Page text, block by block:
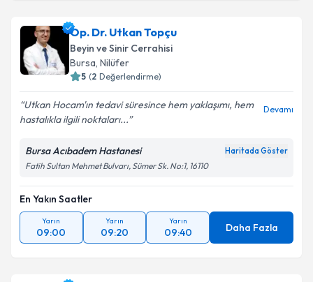
Op. Dr. Utkan Topçu
Beyin ve Sinir Cerrahisi
Bursa, Nilüfer
5 (2 Değerlendirme)
Utkan Hocam'ın tedavi süresince hem yaklaşımı, hem
hastalıkla ilgili noktaları...
Devamı
Bursa Acıbadem Hastanesi Haritada Göster
Fatih Sultan Mehmet Bulvarı, Sümer Sk. No:1, 16110
En Yakın Saatler
Yarın
09:00
Yarın
09:20
Yarın
09:40 Daha Fazla